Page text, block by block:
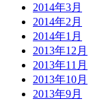
2014年3月
2014年2月
2014年1月
2013年12月
2013年11月
2013年10月
2013年9月